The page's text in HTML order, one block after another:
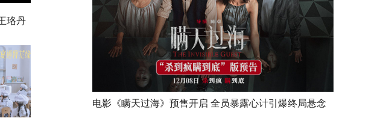
珞丹
假面
电影《瞒天过海》预售开启 全员暴露心计引爆终局悬念